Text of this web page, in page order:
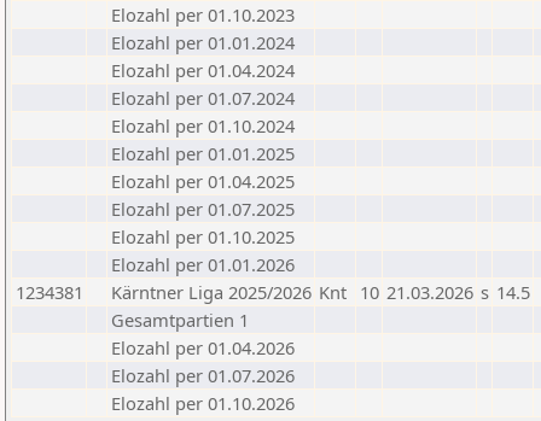
Elozahl per 01.10.2023
Elozahl per 01.01.2024
Elozahl per 01.04.2024
Elozahl per 01.07.2024
Elozahl per 01.10.2024
Elozahl per 01.01.2025
Elozahl per 01.04.2025
Elozahl per 01.07.2025
Elozahl per 01.10.2025
Elozahl per 01.01.2026
1234381
Kärntner Liga 2025/2026 Knt 10 21.03.2026 s 14.5
Gesamtpartien 1
Elozahl per 01.04.2026
Elozahl per 01.07.2026
Elozahl per 01.10.2026